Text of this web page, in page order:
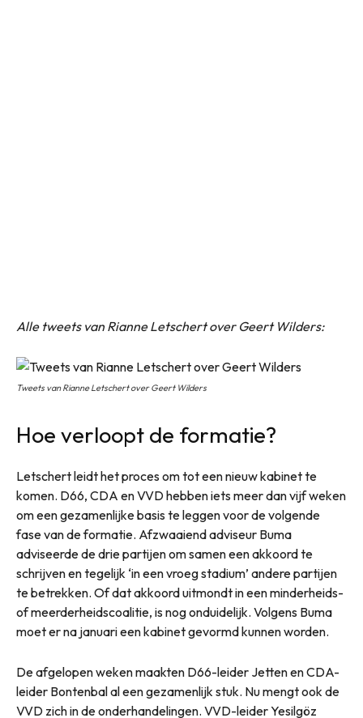
Alle tweets van Rianne Letschert over Geert Wilders:
Tweets van Rianne Letschert over Geert Wilders
Hoe verloopt de formatie?
Letschert leidt het proces om tot een nieuw kabinet te
komen. D66, CDA en VVD hebben iets meer dan vijf weken
om een gezamenlijke basis te leggen voor de volgende
fase van de formatie. Afzwaaiend adviseur Buma
adviseerde de drie partijen om samen een akkoord te
schrijven en tegelijk ‘in een vroeg stadium’ andere partijen
te betrekken. Of dat akkoord uitmondt in een minderheids-
of meerderheidscoalitie, is nog onduidelijk. Volgens Buma
moet er na januari een kabinet gevormd kunnen worden.
De afgelopen weken maakten D66-leider Jetten en CDA-
leider Bontenbal al een gezamenlijk stuk. Nu mengt ook de
VVD zich in de onderhandelingen. VVD-leider Yesilgöz